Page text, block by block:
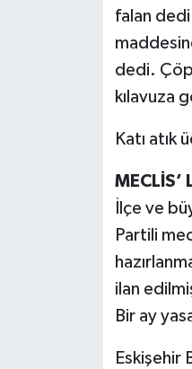
falan
dedi.
kılavuza
Katı atık
MECLİS’
İlçe ve
Partili
ilan
Bir ay
Eskişehir